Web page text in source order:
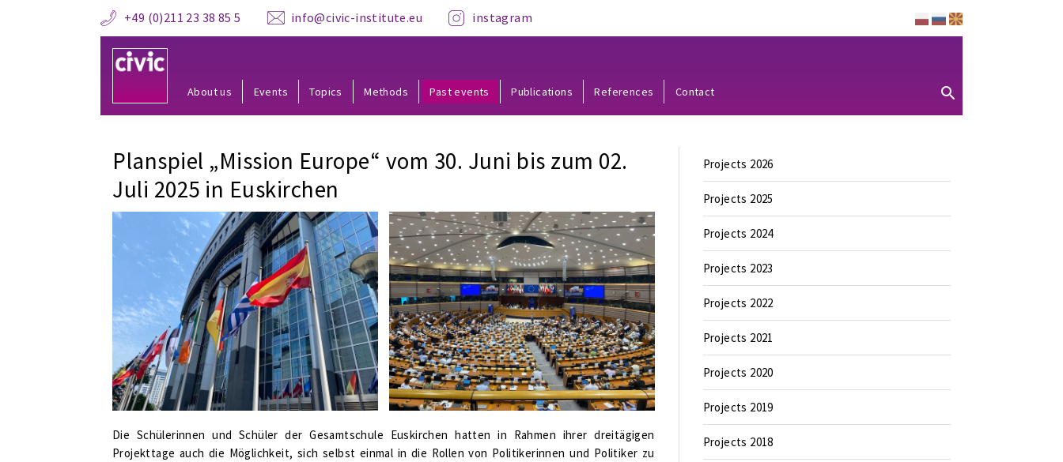
+49 (0)211 23 38 85 5 info@civic-institute.eu instagram
About us Events Topics Methods Past events Publications References Contact
Planspiel „Mission Europe“ vom 30. Juni bis zum 02.
Juli 2025 in Euskirchen
Die Schülerinnen und Schüler der Gesamtschule Euskirchen hatten in Rahmen ihrer dreitägigen
Projekttage auch die Möglichkeit, sich selbst einmal in die Rollen von Politikerinnen und Politiker zu
Projects 2026
Projects 2025
Projects 2024
Projects 2023
Projects 2022
Projects 2021
Projects 2020
Projects 2019
Projects 2018